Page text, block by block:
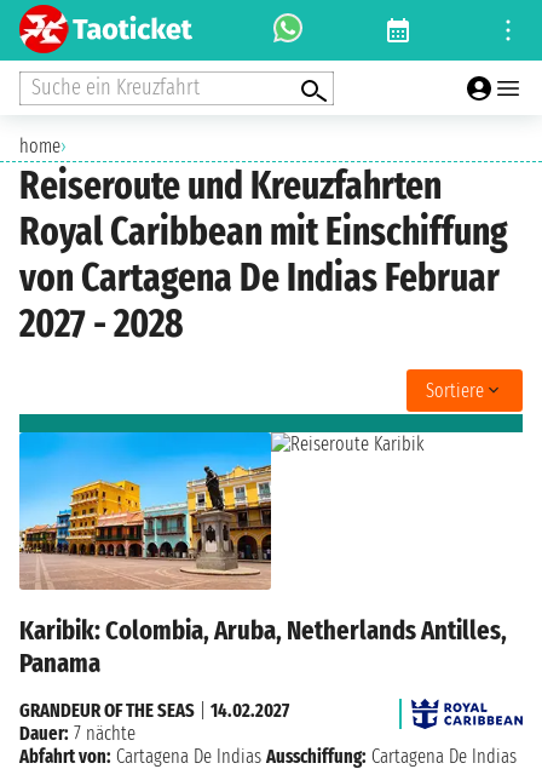
Suche ein Kreuzfahrt
home›
Reiseroute und Kreuzfahrten
Royal Caribbean mit Einschiffung
von Cartagena De Indias Februar
2027 - 2028
Sortiere
Karibik: Colombia, Aruba, Netherlands Antilles,
Panama
GRANDEUR OF THE SEAS
14.02.2027
Dauer: 7 nächte
Abfahrt von: Cartagena De Indias Ausschiffung: Cartagena De Indias